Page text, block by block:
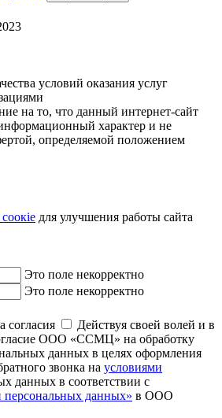
условий оказания услуг
на то, что данный интернет-сайт
характер и не
определяемой положением
для улучшения работы сайта
Это поле некорректно
Это поле некорректно
согласия
Действуя своей волей и в
ООО «ССМЦ» на обработку
данных в целях оформления
звонка на условиями
данных в соответствии с
персональных данных» в ООО